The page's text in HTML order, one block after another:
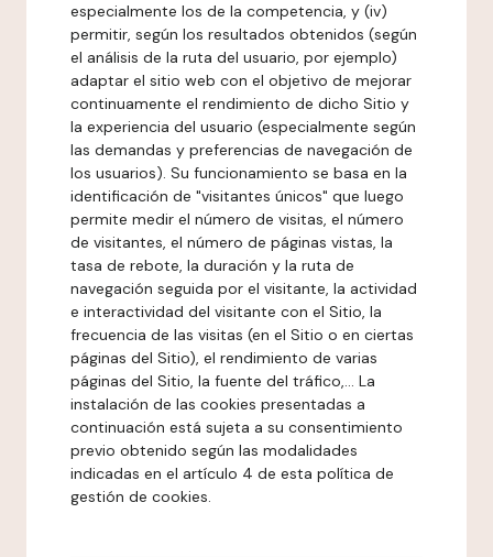
especialmente los de la competencia, y (iv)
permitir, según los resultados obtenidos (según
el análisis de la ruta del usuario, por ejemplo)
adaptar el sitio web con el objetivo de mejorar
continuamente el rendimiento de dicho Sitio y
la experiencia del usuario (especialmente según
las demandas y preferencias de navegación de
los usuarios). Su funcionamiento se basa en la
identificación de "visitantes únicos" que luego
permite medir el número de visitas, el número
de visitantes, el número de páginas vistas, la
tasa de rebote, la duración y la ruta de
navegación seguida por el visitante, la actividad
e interactividad del visitante con el Sitio, la
frecuencia de las visitas (en el Sitio o en ciertas
páginas del Sitio), el rendimiento de varias
páginas del Sitio, la fuente del tráfico,... La
instalación de las cookies presentadas a
continuación está sujeta a su consentimiento
previo obtenido según las modalidades
indicadas en el artículo 4 de esta política de
gestión de cookies.